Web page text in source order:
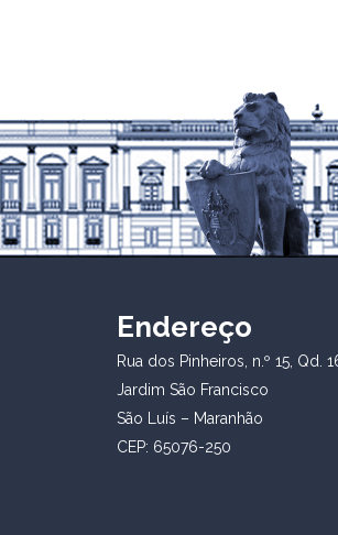
Endereço
Rua dos Pinheiros, n.º 15, Qd.
Jardim São Francisco
São Luís – Maranhão
CEP: 65076-250